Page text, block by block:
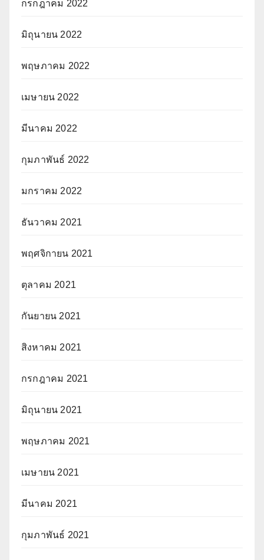
กรกฎาคม 2022
มิถุนายน 2022
พฤษภาคม 2022
เมษายน 2022
มีนาคม 2022
กุมภาพันธ์ 2022
มกราคม 2022
ธันวาคม 2021
พฤศจิกายน 2021
ตุลาคม 2021
กันยายน 2021
สิงหาคม 2021
กรกฎาคม 2021
มิถุนายน 2021
พฤษภาคม 2021
เมษายน 2021
มีนาคม 2021
กุมภาพันธ์ 2021